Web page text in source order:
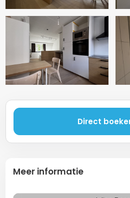
Direct
Meer informatie